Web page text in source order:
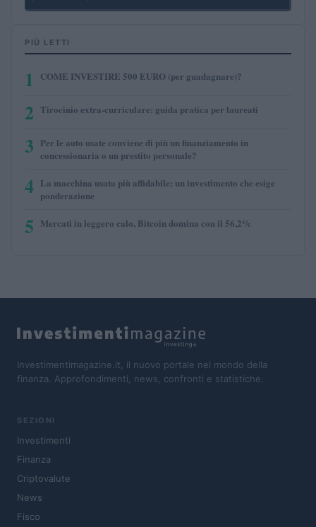
PIÙ LETTI
1 COME INVESTIRE 500 EURO (per guadagnare)?
2 Tirocinio extra-curriculare: guida pratica per laureati
3 Per le auto usate conviene di più un finanziamento in
concessionaria o un prestito personale?
4 La macchina usata più affidabile: un investimento che esige
ponderazione
5 Mercati in leggero calo, Bitcoin domina con il 56,2%
Investimentimagazine.it, il nuovo portale nel mondo della
finanza. Approfondimenti, news, confronti e statistiche.
SEZIONI
Investimenti
Finanza
Criptovalute
News
Fisco